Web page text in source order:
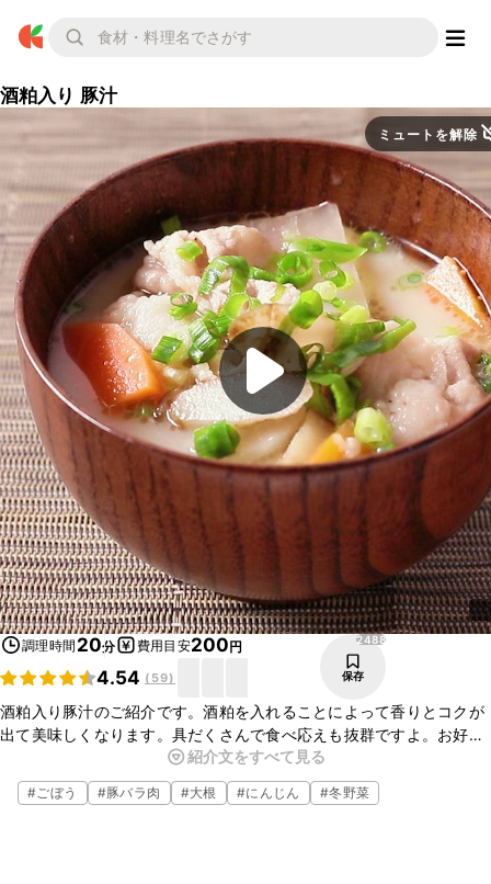
酒粕入り 豚汁
ミュートを解除
調理時間 20分 費用目安200円
4.54 ( 59)
2488
保存
酒粕入り豚汁のご紹介です。酒粕を入れることによって香りとコクが
出て美味しくなります。具だくさんで食べ応えも抜群ですよ。お好き
な具材を入れてアレンジしてみるのもいいですね。簡単にお作り頂け
ますのでぜひ、お試しください。
紹介文をすべて見る
#ごぼう #豚バラ肉 #大根 #にんじん #冬野菜